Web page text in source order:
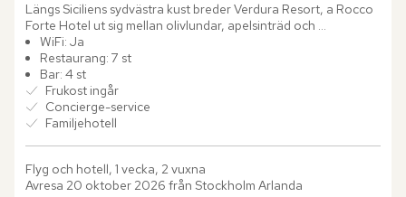
Längs Siciliens sydvästra kust breder Verdura Resort, a Rocco
Forte Hotel ut sig mellan olivlundar, apelsinträd och
Medelhavets djupblå vatten. Redan vid ankomsten känns
platsens...
WiFi: Ja
Restaurang: 7 st
Bar: 4 st
Frukost ingår
Concierge-service
Familjehotell
Flyg och hotell, 1 vecka, 2 vuxna
Avresa 20 oktober 2026 från Stockholm Arlanda